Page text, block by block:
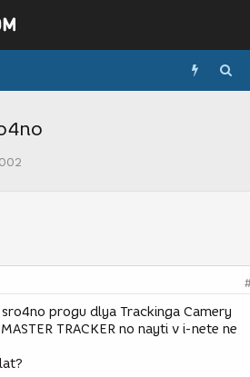
progu dlya Trackinga Camery
TRACKER no nayti v i-nete ne